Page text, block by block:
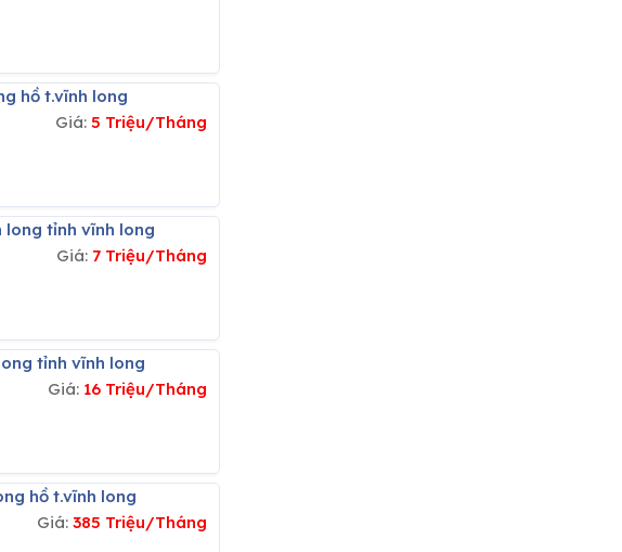
hồ t.vĩnh long
Giá:5 Triệu/Tháng
long tỉnh vĩnh long
Giá: 7 Triệu/Tháng
tỉnh vĩnh long
Giá: 16 Triệu/Tháng
hồ t.vĩnh long
Giá:385 Triệu/Tháng